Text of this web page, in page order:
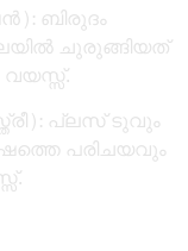
ബിരുദം
ചുരുങ്ങിയത്
വയസ്സ്.
പ്ലസ് ടുവും
പരിചയവും